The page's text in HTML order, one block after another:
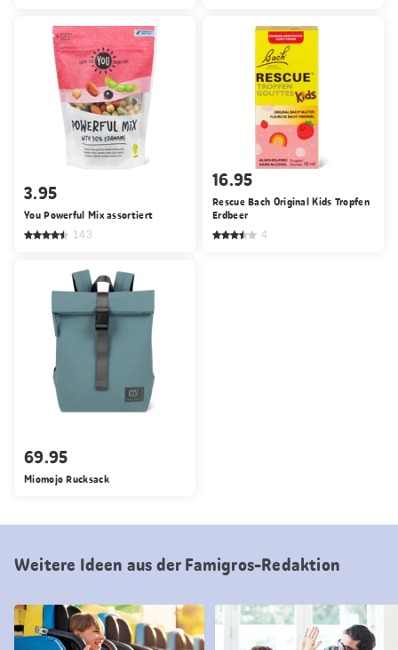
3.95
You Powerful Mix assortiert
143
16.95
Rescue Bach Original Kids Tropfen
Erdbeer
4
69.95
Miomojo Rucksack
Weitere Ideen aus der Famigros-Redaktion